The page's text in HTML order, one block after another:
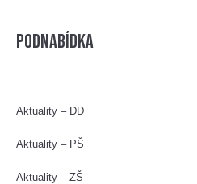
Podnabídka
Aktuality – DD
Aktuality – PŠ
Aktuality – ZŠ